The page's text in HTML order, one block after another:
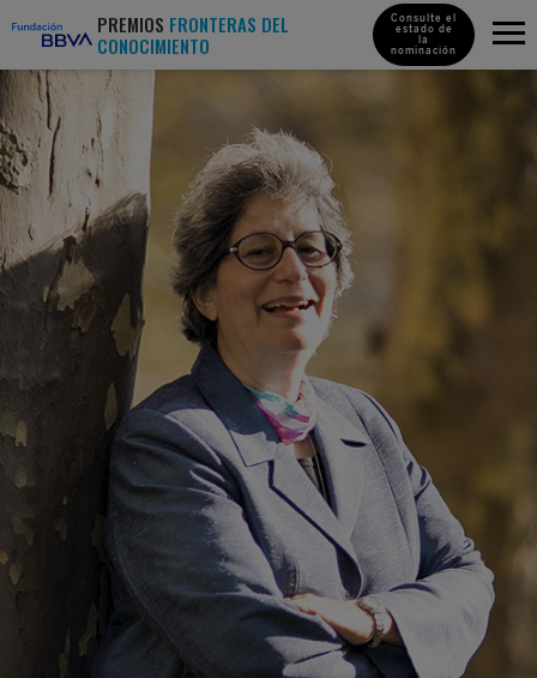
PREMIOS FRONTERAS DEL
CONOCIMIENTO
Consulte el
estado de
la
nominación